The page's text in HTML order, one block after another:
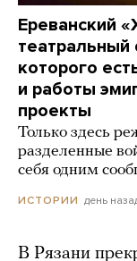
Ереванский
которого
и работы
проекты
Только здесь
разделенные
себя одним
ИСТОРИИ день
В Рязани